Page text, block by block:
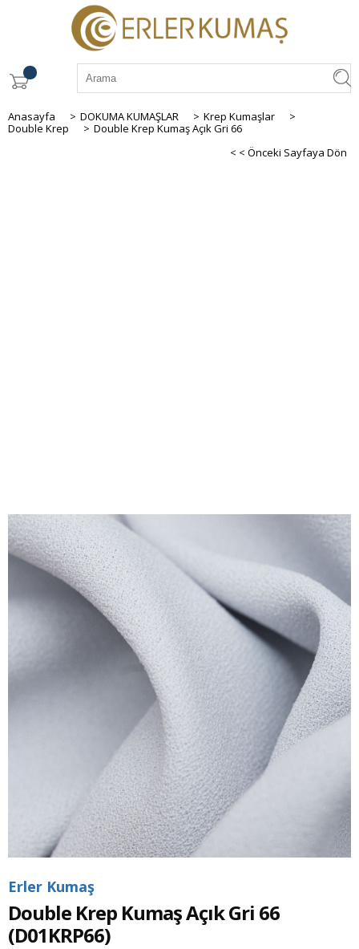
Anasayfa > DOKUMA KUMAŞLAR > Krep Kumaşlar
>
Double Krep
> Double Krep Kumaş Açık Gri 66
< < Önceki Sayfaya Dön
Erler Kumaş
Double Krep Kumaş Açık Gri 66
(D01KRP66)